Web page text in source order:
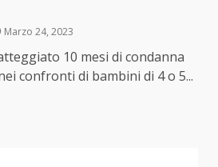
Marzo 24, 2023
10 mesi di condanna
confronti di bambini di 4 o 5...